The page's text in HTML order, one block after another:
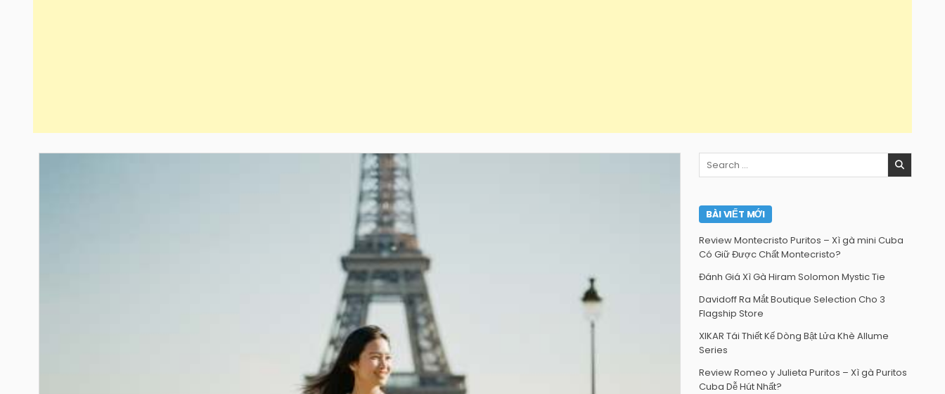
Search
for:
BÀI VIẾT MỚI
Review Montecristo Puritos – Xì gà mini Cuba
Có Giữ Được Chất Montecristo?
Đánh Giá Xì Gà Hiram Solomon Mystic Tie
Davidoff Ra Mắt Boutique Selection Cho 3
Flagship Store
XIKAR Tái Thiết Kế Dòng Bật Lửa Khè Allume
Series
Review Romeo y Julieta Puritos – Xì gà Puritos
Cuba Dễ Hút Nhất?